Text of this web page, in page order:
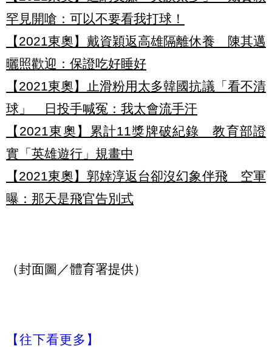
罕見開嗆：可以不要看我打球！
【2021東奧】戴資穎返高雄隔離休養 陳其邁
曬照歡迎：保證吃好睡好
【2021東奧】止滑粉用太多韓國抗議「看不清
球」 日投手喊冤：我太會流手汗
【2021東奧】累計11獎牌破紀錄 教育部證
實「英雄遊行」規畫中
【2021東奧】郭婞淳返台卻沒幻象伴飛 空軍
曝：那天是飛官告別式
（封面圖／體育署提供）
【往下看更多】